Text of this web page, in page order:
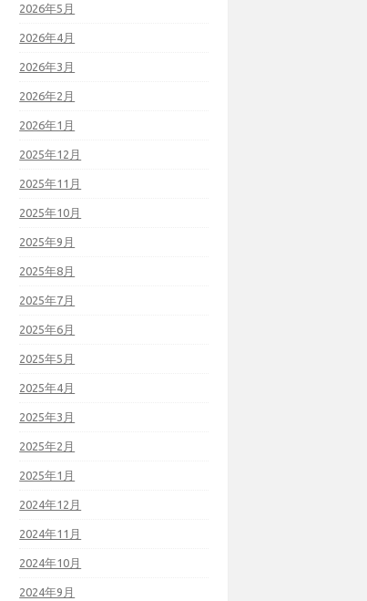
2026年5月
2026年4月
2026年3月
2026年2月
2026年1月
2025年12月
2025年11月
2025年10月
2025年9月
2025年8月
2025年7月
2025年6月
2025年5月
2025年4月
2025年3月
2025年2月
2025年1月
2024年12月
2024年11月
2024年10月
2024年9月